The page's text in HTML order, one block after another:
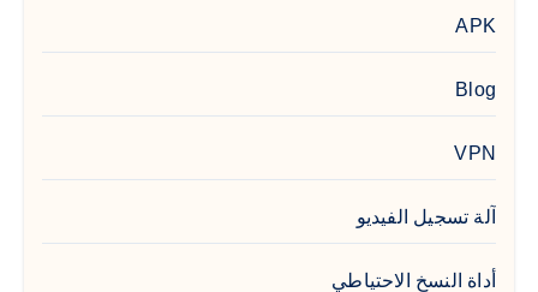
APK
Blog
VPN
آلة تسجيل الفيديو
أداة النسخ الاحتياطي